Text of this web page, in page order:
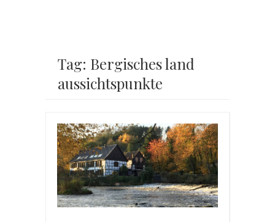
Tag: Bergisches land
aussichtspunkte